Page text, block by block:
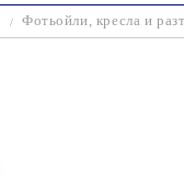
Фотьойли, кресла и